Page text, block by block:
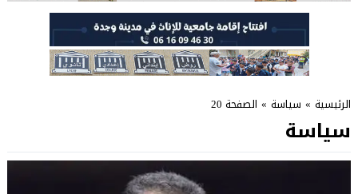
الرئيسية » سياسة » الصفحة 20
سياسة